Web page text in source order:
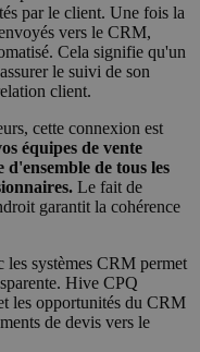
par le client. Une fois la
vers le CRM,
Cela signifie qu'un
le suivi de son
client.
cette connexion est
équipes de vente
de tous les
Le fait de
garantit la cohérence
systèmes CRM permet
Hive CPQ
les opportunités du CRM
de devis vers le